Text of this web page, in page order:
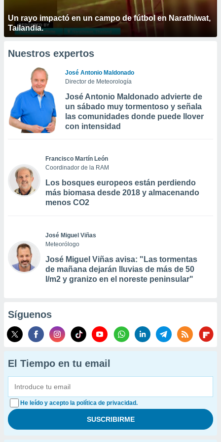
Un rayo impactó en un campo de fútbol en Narathiwat,
Tailandia.
Nuestros expertos
José Antonio Maldonado
Director de Meteorología
José Antonio Maldonado advierte de
un sábado muy tormentoso y señala
las comunidades donde puede llover
con intensidad
Francisco Martín León
Coordinador de la RAM
Los bosques europeos están perdiendo
más biomasa desde 2018 y almacenando
menos CO2
José Miguel Viñas
Meteorólogo
José Miguel Viñas avisa: "Las tormentas
de mañana dejarán lluvias de más de 50
l/m2 y granizo en el noreste peninsular"
Síguenos
El Tiempo en tu email
He leído y acepto la política de privacidad.